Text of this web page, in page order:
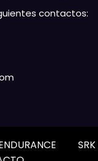
contactos: